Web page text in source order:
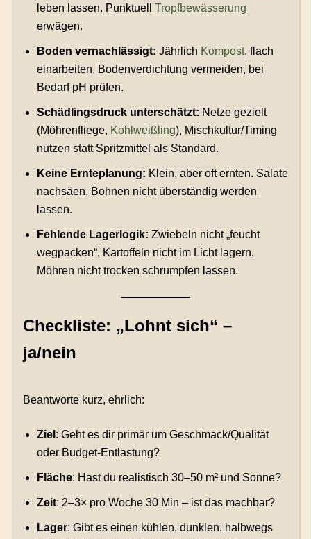
leben lassen. Punktuell Tropfbewässerung
erwägen.
Boden vernachlässigt: Jährlich Kompost, flach
einarbeiten, Bodenverdichtung vermeiden, bei
Bedarf pH prüfen.
Schädlingsdruck unterschätzt: Netze gezielt
(Möhrenfliege, Kohlweißling), Mischkultur/Timing
nutzen statt Spritzmittel als Standard.
Keine Ernteplanung: Klein, aber oft ernten. Salate
nachsäen, Bohnen nicht überständig werden
lassen.
Fehlende Lagerlogik: Zwiebeln nicht „feucht
wegpacken“, Kartoffeln nicht im Licht lagern,
Möhren nicht trocken schrumpfen lassen.
Checkliste: „Lohnt sich“ –
ja/nein
Beantworte kurz, ehrlich:
Ziel : Geht es dir primär um Geschmack/Qualität
oder Budget-Entlastung?
Fläche: Hast du realistisch 30–50 m² und Sonne?
Zeit: 2–3× pro Woche 30 Min – ist das machbar?
Lager: Gibt es einen kühlen, dunklen, halbwegs